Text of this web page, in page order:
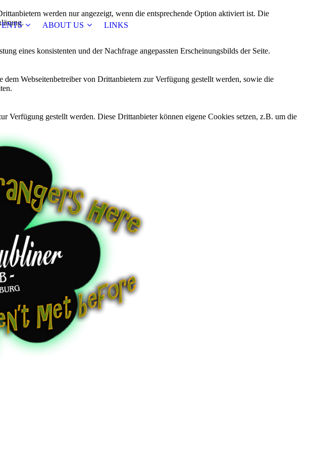
ABOUT US LINKS
werden nur angezeigt, wenn die entsprechende Option aktiviert ist. Die
eines konsistenten und der Nachfrage angepassten Erscheinungsbilds der Seite.
Webseitenbetreiber von Drittanbietern zur Verfügung gestellt werden, sowie die
Verfügung gestellt werden. Diese Drittanbieter können eigene Cookies setzen, z.B. um die